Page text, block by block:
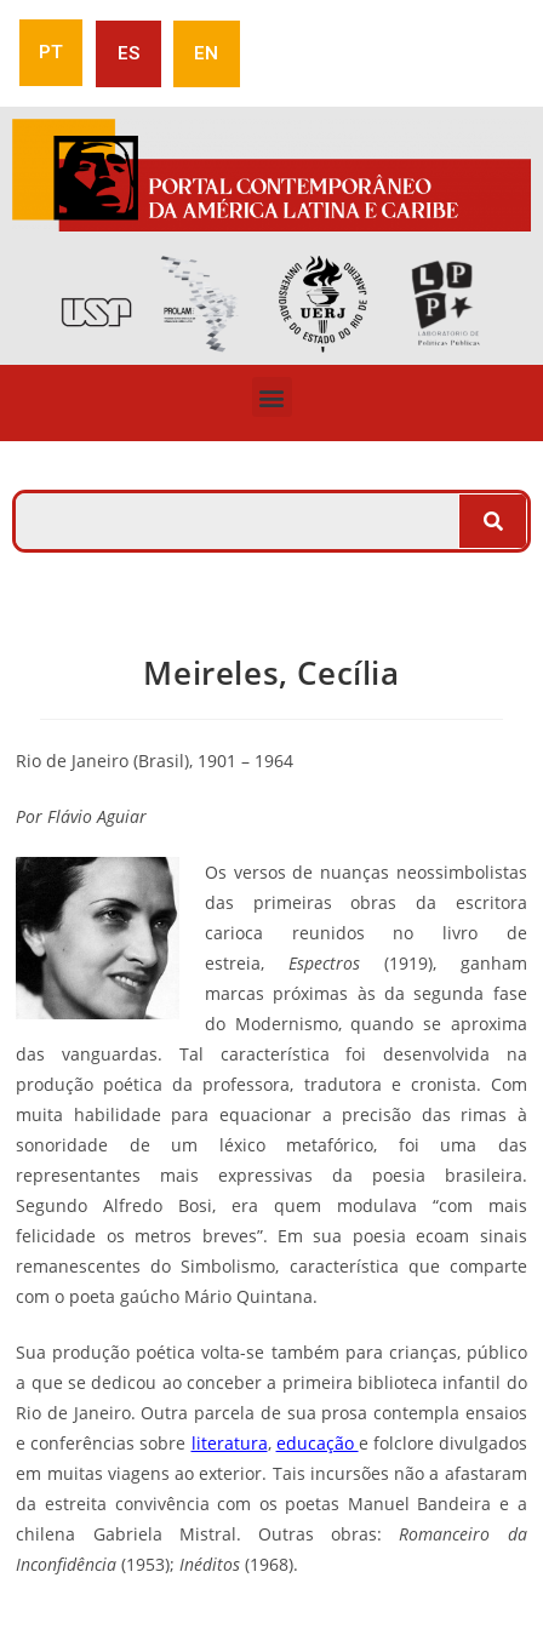
PT ES EN
Meireles, Cecília
Rio de Janeiro (Brasil), 1901 – 1964
PorFlávio Aguiar
Os versos de nuanças neossimbolistas
das primeiras obras da escritora
carioca reunidos no livro de
estreia, Espectros (1919), ganham
marcas próximas às da segunda fase
do Modernismo, quando se aproxima
das vanguardas. Tal característica foi desenvolvida na
produção poética da professora, tradutora e cronista. Com
muita habilidade para equacionar a precisão das rimas à
sonoridade de um léxico metafórico, foi uma das
representantes mais expressivas da poesia brasileira.
Segundo Alfredo Bosi, era quem modulava “com mais
felicidade os metros breves”. Em sua poesia ecoam sinais
remanescentes do Simbolismo, característica que comparte
com o poeta gaúcho Mário Quintana.
Sua produção poética volta-se também para crianças, público
a que se dedicou ao conceber a primeira biblioteca infantil do
Rio de Janeiro. Outra parcela de sua prosa contempla ensaios
e conferências sobre literatura, educação e folclore divulgados
em muitas viagens ao exterior. Tais incursões não a afastaram
da estreita convivência com os poetas Manuel Bandeira e a
chilena Gabriela Mistral. Outras obras:Romanceiro da
Inconfidência(1953);Inéditos(1968).